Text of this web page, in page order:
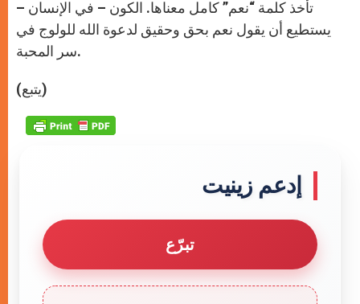
تأخذ كلمة “نعم” كامل معناها. الكون – في الإنسان –
يستطيع أن يقول نعم بحق وحقيق لدعوة الله للولوج في
سر المحبة.
(يتبع)
إدعم زينيت
تبرّع